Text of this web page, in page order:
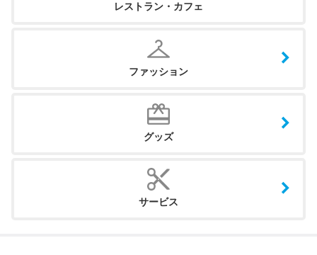
レストラン・カフェ
ファッション
グッズ
サービス